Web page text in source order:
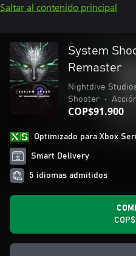
Saltar al contenido principal
System
Remaster
Nightdive
Shooter
•
COP$91.900
Optimizado para Xbox
Smart Delivery
5 idiomas admitidos